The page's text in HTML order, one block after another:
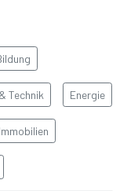
Technik Energie